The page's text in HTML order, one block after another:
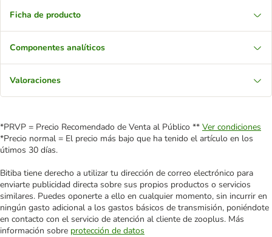
Ficha de producto
Componentes analíticos
Valoraciones
*PRVP = Precio Recomendado de Venta al Público ** Ver condiciones
*Precio normal = El precio más bajo que ha tenido el artículo en los
útimos 30 días.
Bitiba tiene derecho a utilizar tu dirección de correo electrónico para
enviarte publicidad directa sobre sus propios productos o servicios
similares. Puedes oponerte a ello en cualquier momento, sin incurrir en
ningún gasto adicional a los gastos básicos de transmisión, poniéndote
en contacto con el servicio de atención al cliente de zooplus. Más
información sobre protección de datos